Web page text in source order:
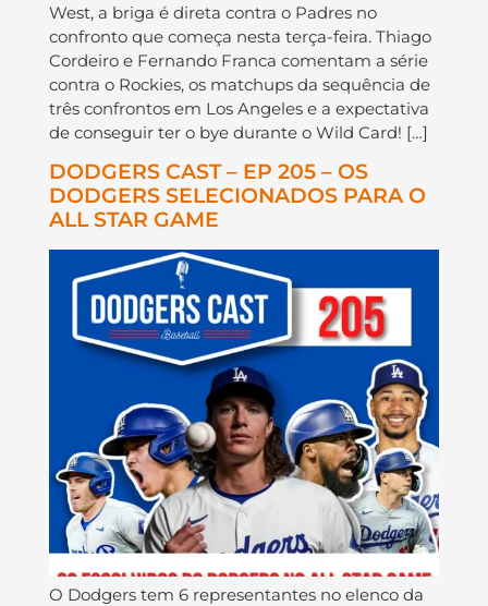
West, a briga é direta contra o Padres no
confronto que começa nesta terça-feira. Thiago
Cordeiro e Fernando Franca comentam a série
contra o Rockies, os matchups da sequência de
três confrontos em Los Angeles e a expectativa
de conseguir ter o bye durante o Wild Card! […]
DODGERS CAST – EP 205 – OS
DODGERS SELECIONADOS PARA O
ALL STAR GAME
O Dodgers tem 6 representantes no elenco da